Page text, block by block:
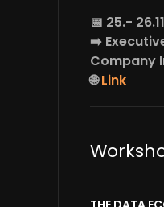
📅 25.-
➡️
Company
🌐Link